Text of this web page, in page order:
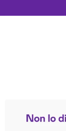
Trustpilot